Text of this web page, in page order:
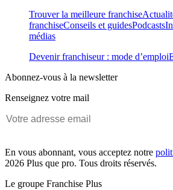
Trouver la meilleure franchise
franchiseConseils et guidesPodcasts
médias
Devenir franchiseur : mode d’emploi
Abonnez-vous à la newsletter
Renseignez votre mail
En vous abonnant, vous acceptez notre
2026 Plus que pro. Tous droits réservés.
Le groupe Franchise Plus